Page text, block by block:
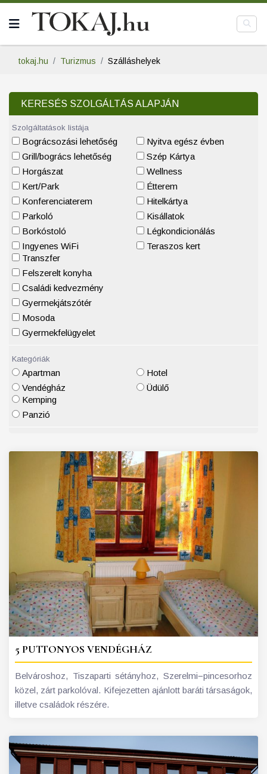
tokaj.hu Turizmus Szálláshelyek
KERESÉS SZOLGÁLTÁS ALAPJÁN
Szolgáltatások listája
Bográcsozási lehetőség
Grill/bogrács lehetőség
Horgászat
Kert/Park
Konferenciaterem
Parkoló
Borkóstoló
Ingyenes WiFi
Nyitva egész évben
Szép Kártya
Wellness
Étterem
Hitelkártya
Kisállatok
Légkondicionálás
Teraszos kert
Transzfer
Felszerelt konyha
Családi kedvezmény
Gyermekjátszótér
Mosoda
Gyermekfelügyelet
Kategóriák
Apartman
Vendégház
Hotel
Üdülő
Kemping
Panzió
5 PUTTONYOS VENDÉGHÁZ
Belvároshoz, Tiszaparti sétányhoz, Szerelmi−pincesorhoz
közel, zárt parkolóval. Kifejezetten ajánlott baráti társaságok,
illetve családok részére.